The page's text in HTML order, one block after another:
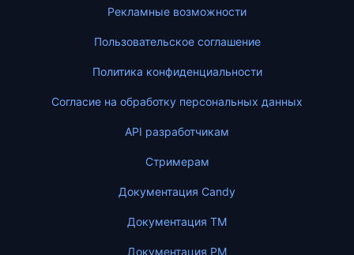
Рекламные возможности
Пользовательское соглашение
Политика конфиденциальности
Согласие на обработку персональных данных
API разработчикам
Стримерам
Документация Candy
Документация ТМ
Документация PM